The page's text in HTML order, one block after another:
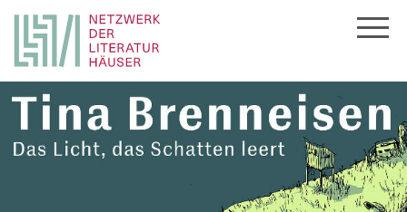
Zum
springen